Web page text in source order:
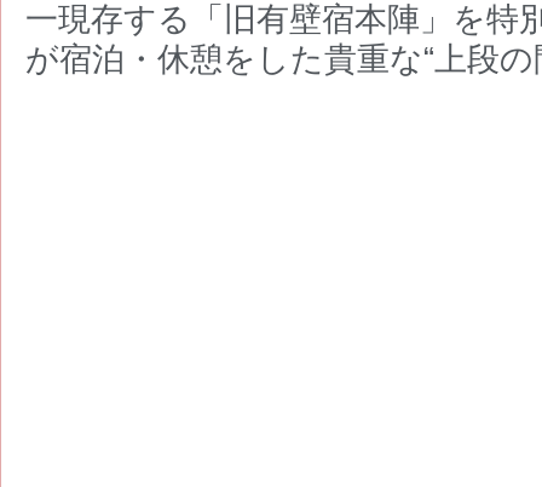
一現存する「旧有壁宿本陣」を特
が宿泊・休憩をした貴重な“上段の